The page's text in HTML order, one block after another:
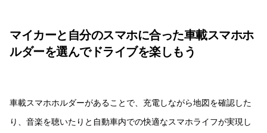
マイカーと自分のスマホに合った車載スマホホ
ルダーを選んでドライブを楽しもう
車載スマホホルダーがあることで、充電しながら地図を確認した
り、音楽を聴いたりと自動車内での快適なスマホライフが実現し